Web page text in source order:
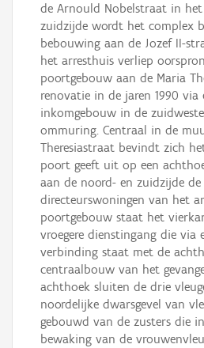
de Arnould Nobelstraat in
zuidzijde wordt het complex
bebouwing aan de Jozef II-
het arresthuis verliep
poortgebouw aan de Maria
renovatie in de jaren 1990 via
inkomgebouw in de
ommuring. Centraal in de
Theresiastraat bevindt zich
poort geeft uit op een
aan de noord- en zuidzijde de
directeurswoningen van het
poortgebouw staat het
vroegere dienstingang die via
verbinding staat met de
centraalbouw van het
achthoek sluiten de drie
noordelijke dwarsgevel van
gebouwd van de zusters die
bewaking van de